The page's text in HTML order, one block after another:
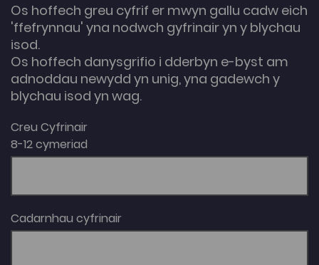
Os hoffech greu cyfrif er mwyn gallu cadw eich
'ffefrynnau' yna nodwch gyfrinair yn y blychau
isod.
Os hoffech danysgrifio i dderbyn e-byst am
adnoddau newydd yn unig, yna gadewch y
blychau isod yn wag.
Creu Cyfrinair
8-12 cymeriad
Cadarnhau cyfrinair